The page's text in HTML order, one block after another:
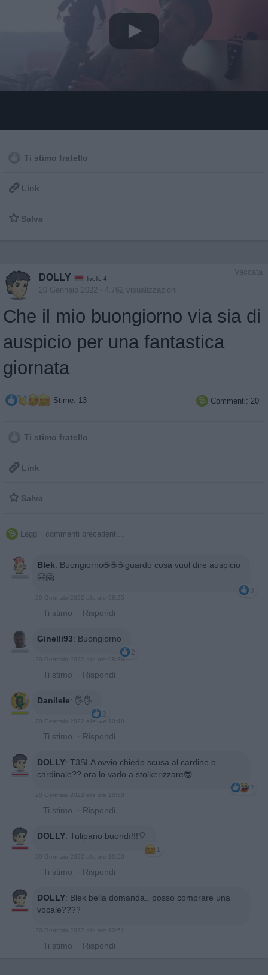
Ti stimo fratello
 Link
 Salva
Vaccata
DOLLY livello 4
20 Gennaio 2022 - 4.762 visualizzazioni
Che il mio buongiorno via sia di
auspicio per una fantastica
giornata
Stime: 13  Commenti: 20
Ti stimo fratello
 Link
 Salva
 Leggi i commenti precedenti...
Blek: Buongiorno☕☕☕guardo cosa vuol dire auspicio
🤗🤗
3
20 Gennaio 2022 alle ore 08:25
· Ti stimo · Rispondi
Ginelli93: Buongiorno
2
20 Gennaio 2022 alle ore 08:38
· Ti stimo · Rispondi
Danilele: 🖐🖐
2
20 Gennaio 2022 alle ore 10:48
· Ti stimo · Rispondi
DOLLY: T3SLA ovvio chiedo scusa al cardine o
cardinale?? ora lo vado a stolkerizzare😎
2
20 Gennaio 2022 alle ore 10:50
· Ti stimo · Rispondi
DOLLY: Tulipano buondì!!!🎈
1
20 Gennaio 2022 alle ore 10:50
· Ti stimo · Rispondi
DOLLY: Blek bella domanda.. posso comprare una
vocale????
20 Gennaio 2022 alle ore 10:51
· Ti stimo · Rispondi